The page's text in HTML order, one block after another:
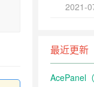
2021-
最近更新
AcePanel